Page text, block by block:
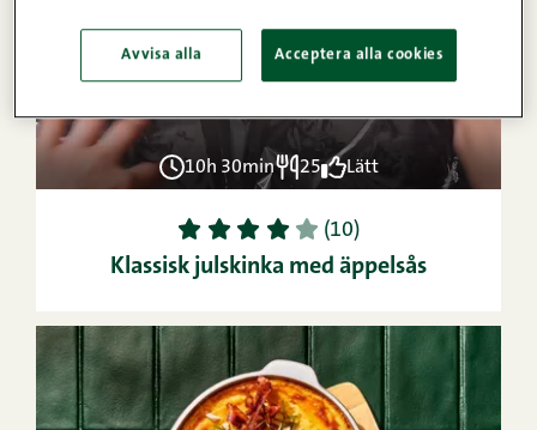
10h 30min 25 Lätt
1 2 3 4 5 (10)
Klassisk julskinka med äppelsås
Avvisa alla Acceptera alla cookies